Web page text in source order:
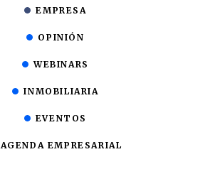
EMPRESA
OPINIÓN
WEBINARS
INMOBILIARIA
EVENTOS
AGENDA EMPRESARIAL